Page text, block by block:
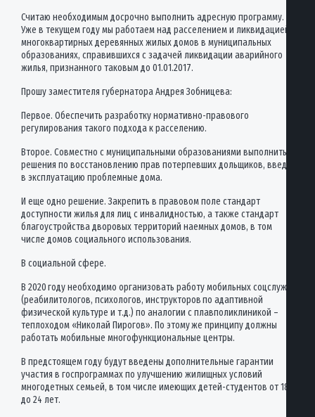
Считаю необходимым досрочно выполнить адресную программу.
Уже в текущем году мы работаем над расселением и ликвидацией
многоквартирных деревянных жилых домов в муниципальных
образованиях, справившихся с задачей ликвидации аварийного
жилья, признанного таковым до 01.01.2017.
Прошу заместителя губернатора Андрея Зобницева:
Первое. Обеспечить разработку нормативно-правового
регулирования такого подхода к расселению.
Второе. Совместно с муниципальными образованиями выполнить
решения по восстановлению прав потерпевших дольщиков, введя
в эксплуатацию проблемные дома.
И еще одно решение. Закрепить в правовом поле стандарт
доступности жилья для лиц с инвалидностью, а также стандарт
благоустройства дворовых территорий наемных домов, в том
числе домов социального использования.
В социальной сфере.
В 2020 году необходимо организовать работу мобильных соцслужб
(реабилитологов, психологов, инструкторов по адаптивной
физической культуре и т.д.) по аналогии с плавполиклиникой –
теплоходом «Николай Пирогов». По этому же принципу должны
работать мобильные многофункциональные центры.
В предстоящем году будут введены дополнительные гарантии
участия в госпрограммах по улучшению жилищных условий
многодетных семьей, в том числе имеющих детей-студентов от 18
до 24 лет.